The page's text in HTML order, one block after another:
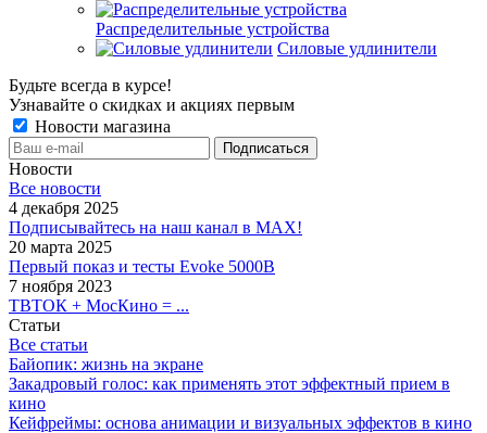
Распределительные устройства
Силовые удлинители
Будьте всегда в курсе!
Узнавайте о скидках и акциях первым
Новости магазина
Новости
Все новости
4 декабря 2025
Подписывайтесь на наш канал в MAX!
20 марта 2025
Первый показ и тесты Evoke 5000B
7 ноября 2023
ТВТОК + МосКино = ...
Статьи
Все статьи
Байопик: жизнь на экране
Закадровый голос: как применять этот эффектный прием в
кино
Кейфреймы: основа анимации и визуальных эффектов в кино